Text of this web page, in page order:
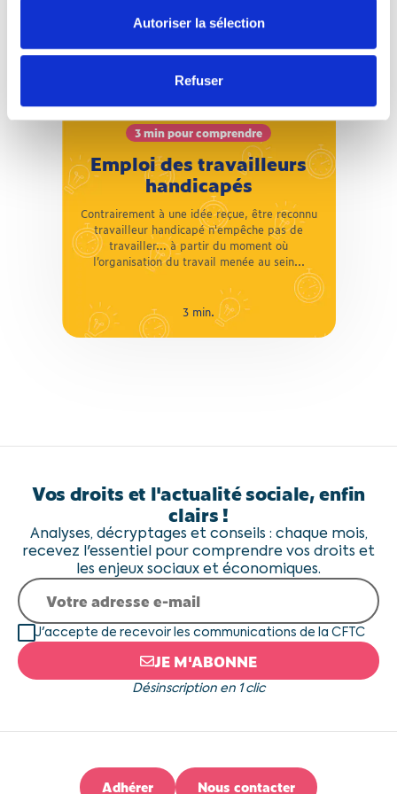
Autoriser la sélection
Refuser
3 min pour comprendre
Emploi des travailleurs
handicapés
Contrairement à une idée reçue, être reconnu
travailleur handicapé n'empêche pas de
travailler… à partir du moment où
l’organisation du travail menée au sein...
3 min.
Emploi des travailleurs
handicapés
Contrairement à une idée reçue, être reconnu
travailler… à partir du moment où
l’organisation du travail menée au sein de
l’entreprise tient compte du handicap et met
en place les aménagements de poste et les
compensations nécessaires au maintien dans
l’emploi.
3 min.
Vos droits et l'actualité sociale, enfin
clairs !
Analyses, décryptages et conseils : chaque mois,
recevez l'essentiel pour comprendre vos droits et
les enjeux sociaux et économiques.
J'accepte de recevoir les communications de la CFTC
JE M'ABONNE
Désinscription en 1 clic
Adhérer Nous contacter